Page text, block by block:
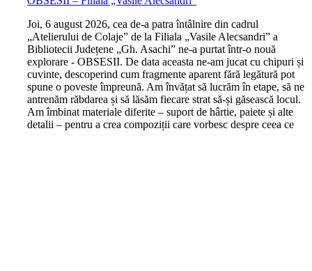
Joi, 6 august 2026, cea de-a patra întâlnire din cadrul
„Atelierului de Colaje” de la Filiala „Vasile Alecsandri” a
Bibliotecii Județene „Gh. Asachi” ne-a purtat într-o nouă
explorare - OBSESII. De data aceasta ne-am jucat cu chipuri și
cuvinte, descoperind cum fragmente aparent fără legătură pot
spune o poveste împreună. Am învățat să lucrăm în etape, să ne
antrenăm răbdarea și să lăsăm fiecare strat să-și găsească locul.
Am îmbinat materiale diferite – suport de hârtie, paiete și alte
detalii – pentru a crea compoziții care vorbesc despre ceea ce